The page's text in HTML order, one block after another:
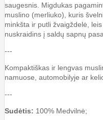
saugesnis. Migdukas
muslino (merliuko), kuris
minkšta ir putli žvaigždelė,
nuskraidins į saldų sapnų
---
Kompaktiškas ir lengvas
namuose, automobilyje ar
---
Sudėtis: 100% Medvilnė;